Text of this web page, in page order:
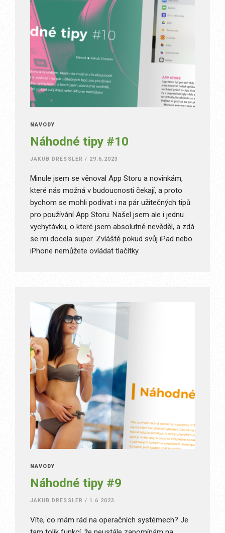
NÁVODY
Náhodné tipy #10
JAKUB DRESSLER / 29.6.2023
Minule jsem se věnoval App Storu a novinkám,
které nás možná v budoucnosti čekají, a proto
bychom se mohli podívat i na pár užitečných tipů
pro používání App Storu. Našel jsem ale i jednu
vychytávku, o které jsem absolutně nevěděl, a zdá
se mi docela super. Zvláště pokud svůj iPad nebo
iPhone nemůžete ovládat tlačítky.
NÁVODY
Náhodné tipy #9
JAKUB DRESSLER / 1.6.2023
Víte, co mám rád na operačních systémech? Je